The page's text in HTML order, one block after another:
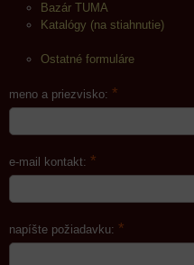
Bazár TUMA
Katalógy (na stiahnutie)
Ostatné formuláre
meno a priezvisko: *
e-mail kontakt: *
napíšte požiadavku: *